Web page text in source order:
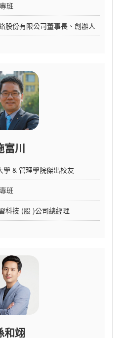
班
股份有限公司董事長、創辦人
富川
學 & 管理學院傑出校友
班
科技 (股 )公司總經理
和翊